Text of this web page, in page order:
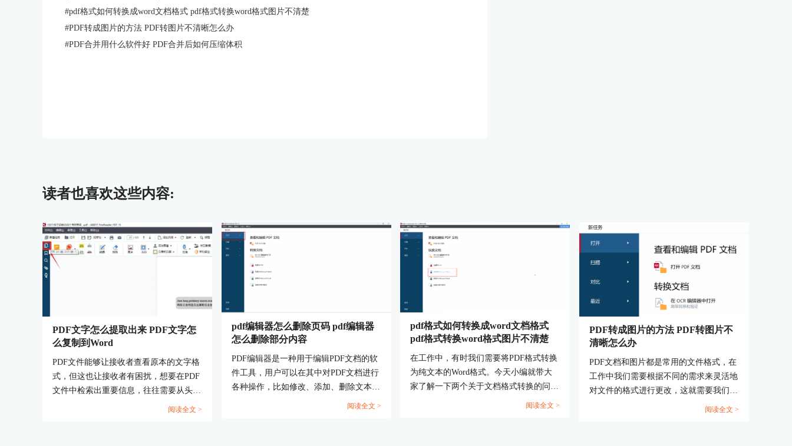
#pdf格式如何转换成word文档格式 pdf格式转换word格式图片不清楚
#PDF转成图片的方法 PDF转图片不清晰怎么办
#PDF合并用什么软件好 PDF合并后如何压缩体积
读者也喜欢这些内容:
PDF文字怎么提取出来 PDF文字怎
么复制到Word
PDF文件能够让接收者查看原本的文字格
式，但这也让接收者有困扰，想要在PDF
文件中检索出重要信息，往往需要从头翻
阅，想要将PDF中的文字提取出来，需要
阅读全文 >
pdf编辑器怎么删除页码 pdf编辑器
怎么删除部分内容
PDF编辑器是一种用于编辑PDF文档的软
件工具，用户可以在其中对PDF文档进行
各种操作，比如修改、添加、删除文本和
图像，以及调整页面布局、插入注释和标
阅读全文 >
pdf格式如何转换成word文档格式
pdf格式转换word格式图片不清楚
在工作中，有时我们需要将PDF格式转换
为纯文本的Word格式。今天小编就带大
家了解一下两个关于文档格式转换的问
题，PDF格式如何转换成Word文档格式，
阅读全文 >
PDF转成图片的方法 PDF转图片不
清晰怎么办
PDF文档和图片都是常用的文件格式，在
工作中我们需要根据不同的需求来灵活地
对文件的格式进行更改，这就需要我们掌
握PDF转成图片的方法。PDF转图片不清
阅读全文 >